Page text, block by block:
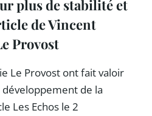
plus de stabilité et
de Vincent
Provost
Le Provost ont fait valoir
de la
Les Echos le 2